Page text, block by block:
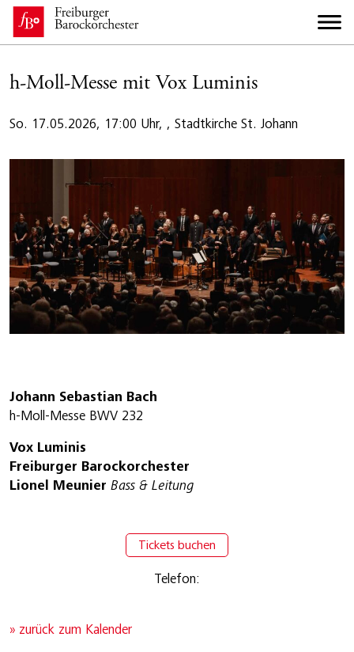
h-Moll-Messe mit Vox Luminis
So. 17.05.2026, 17:00 Uhr, , Stadtkirche St. Johann
Johann Sebastian Bach
h-Moll-Messe BWV 232
Vox Luminis
Freiburger Barockorchester
Lionel Meunier Bass & Leitung
Tickets buchen
Telefon:
» zurück zum Kalender